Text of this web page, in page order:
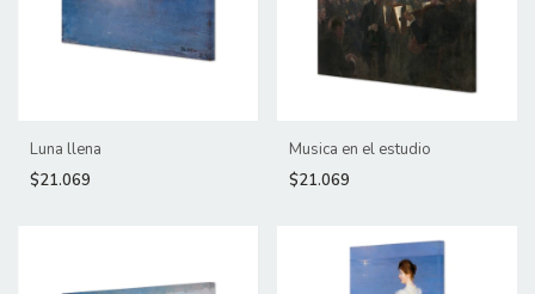
Luna llena
$21.069
Musica en el estudio
$21.069